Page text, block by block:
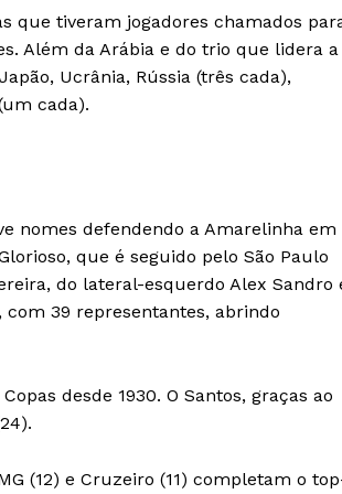
que tiveram jogadores chamados
Além da Arábia e do trio que lidera a
Ucrânia, Rússia (três cada),
cada).
nomes defendendo a Amarelinha em
que é seguido pelo São Paulo
do lateral-esquerdo Alex Sandro
39 representantes, abrindo
desde 1930. O Santos, graças ao
(12) e Cruzeiro (11) completam o